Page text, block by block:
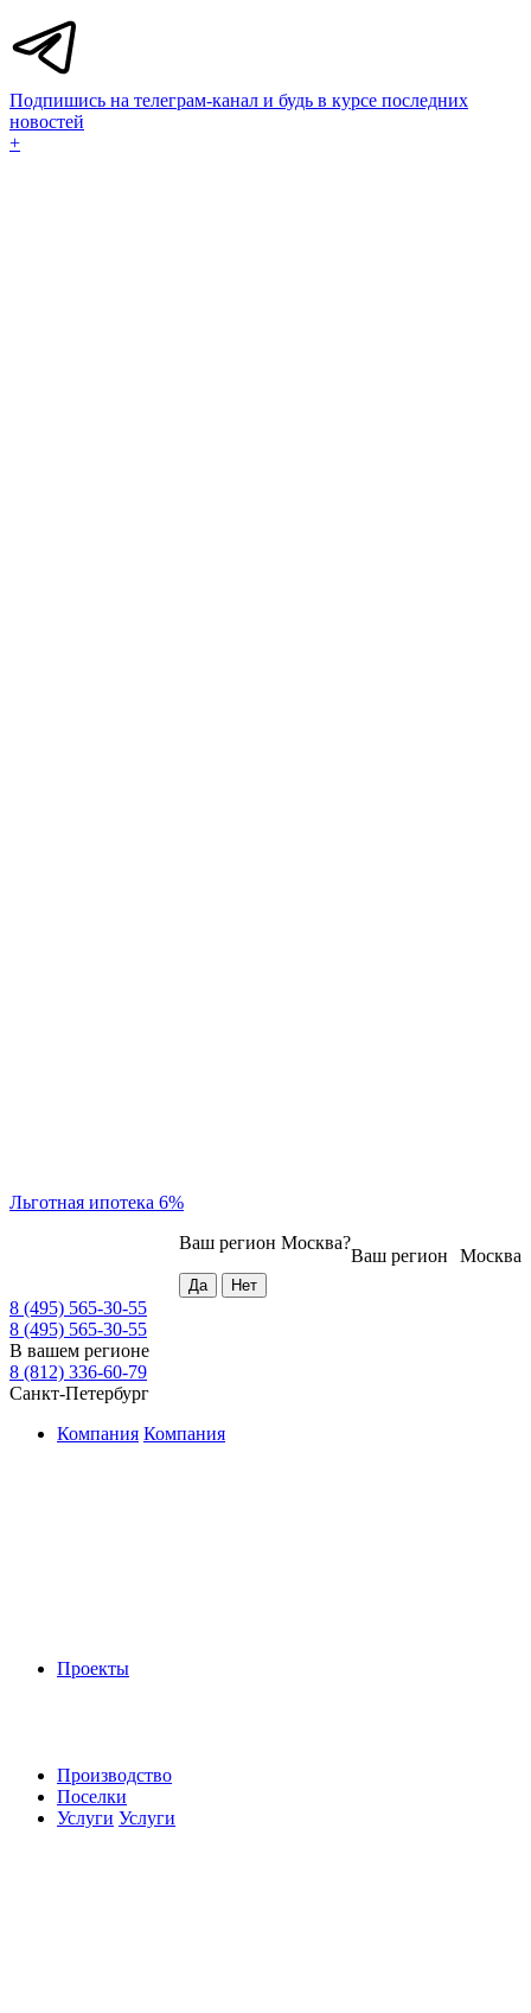
Подпишись на телеграм-канал и будь в курсе последних
новостей
+
Льготная ипотека 6%
Москва
Ваш регион
Ваш регион Москва?
8 (495) 565-30-55
8 (495) 565-30-55
В вашем регионе
8 (812) 336-60-79
Санкт-Петербург
Компания Компания
Проекты
Производство
Поселки
Услуги Услуги